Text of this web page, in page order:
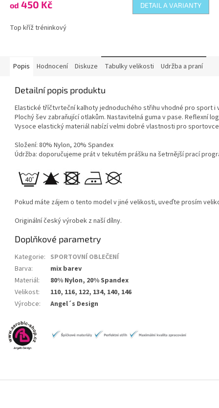
od 450 Kč DETAIL A VARIANTY
Top kříž tréninkový
Popis Hodnocení Diskuze Tabulky velikosti Udržba a praní
Detailní popis produktu
Elastické tříčtvrteční kalhoty jednoduchého střihu vhodné pro sport i
Plochý šev zabraňující otlakům. Nastavitelná guma v pase. Reflexní
Vysoce elastický materiál nabízí velmi dobré vlastnosti pro
Složení: 80% Nylon, 20% Spandex
Údržba: doporučujeme prát v tekutém prášku na šetrnější prací
Pokud máte zájem o tento model v jiné velikosti, uveďte prosím
Originální český výrobek z naší dílny.
Doplňkové parametry
Kategorie: SPORTOVNÍ OBLEČENÍ
Barva:
mix barev
Materiál:
80% Nylon, 20% Spandex
Velikost:
110, 116, 122, 134, 140, 146
Výrobce: Angel´s Design